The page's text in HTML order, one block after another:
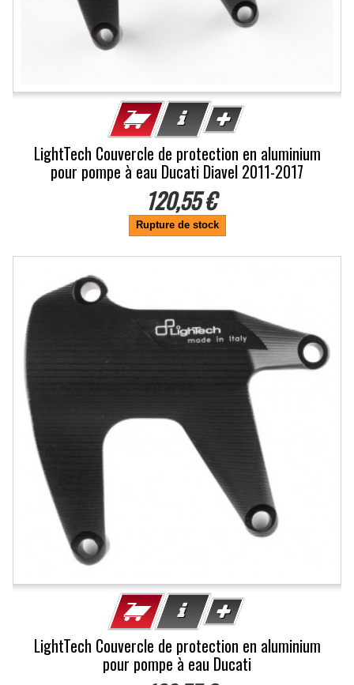
LightTech Couvercle de protection en aluminium
pour pompe à eau Ducati Diavel 2011-2017
120,55 €
Rupture de stock
LightTech Couvercle de protection en aluminium
pour pompe à eau Ducati